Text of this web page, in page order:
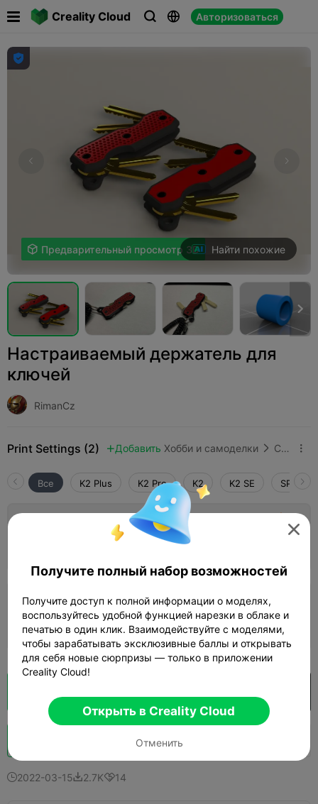
Creality Cloud   Авторизоваться


 Предварительный просмотр 3D Найти похожие

Настраиваемый держатель для
ключей
RimanCz
Print Settings (2)  Добавить Хобби и самоделки  Спортивный и тренировочный инвентарь 
Все K2 Plus K2 Pro K2 K2 SE SPARKX
Слой 0,2 мм, 2 стенки, 15% заполнение
 1 plates
4.0
Слой 0,2 мм, 2 стенки, 15% заполнение
 01h 30m  2 plates  22.01g
848
2022-03-152.7K14

Получите полный набор возможностей
Получите доступ к полной информации о моделях,
воспользуйтесь удобной функцией нарезки в облаке и
печатью в один клик. Взаимодействуйте с моделями,
чтобы зарабатывать эксклюзивные баллы и открывать
для себя новые сюрпризы — только в приложении
Creality Cloud!
Открыть в Creality Cloud
Отменить